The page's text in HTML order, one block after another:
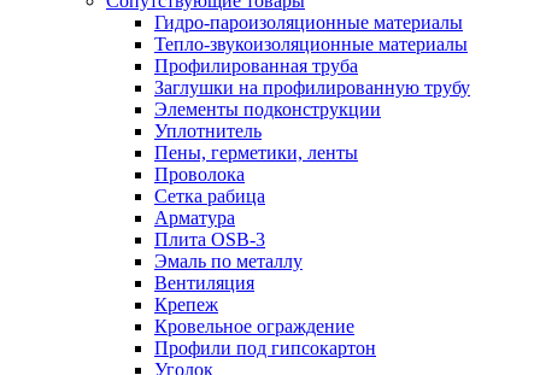
Гидро-пароизоляционные материалы
Тепло-звукоизоляционные материалы
Профилированная труба
Заглушки на профилированную трубу
Элементы подконструкции
Уплотнитель
Пены, герметики, ленты
Проволока
Сетка рабица
Арматура
Плита OSB-3
Эмаль по металлу
Вентиляция
Крепеж
Кровельное ограждение
Профили под гипсокартон
Уголок